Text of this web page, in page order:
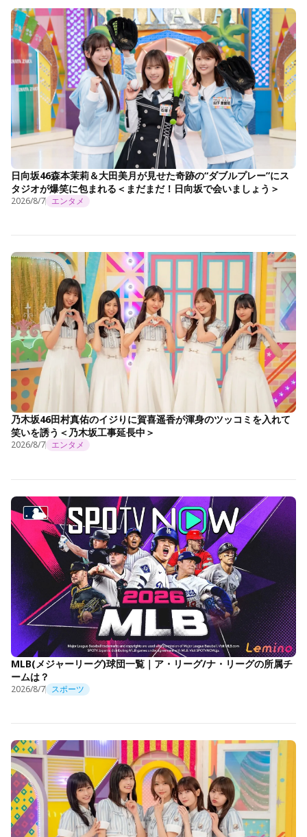
日向坂46森本茉莉＆大田美月が見せた奇跡の“ダブルプレー”にス
タジオが爆笑に包まれる＜まだまだ！日向坂で会いましょう＞
2026/8/7 エンタメ
乃木坂46田村真佑のイジりに賀喜遥香が渾身のツッコミを入れて
笑いを誘う＜乃木坂工事延長中＞
2026/8/7 エンタメ
MLB(メジャーリーグ)球団一覧｜ア・リーグ/ナ・リーグの所属チ
ームは？
2026/8/7 スポーツ